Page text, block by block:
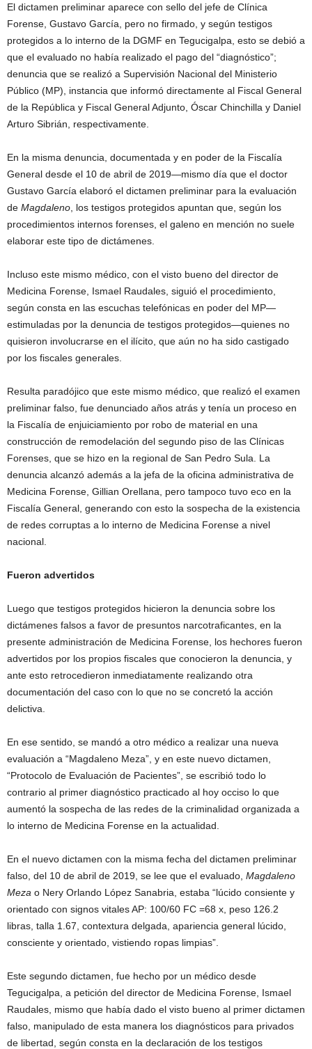
El dictamen preliminar aparece con sello del jefe de Clínica
Forense, Gustavo García, pero no firmado, y según testigos
protegidos a lo interno de la DGMF en Tegucigalpa, esto se debió a
que el evaluado no había realizado el pago del “diagnóstico”;
denuncia que se realizó a Supervisión Nacional del Ministerio
Público (MP), instancia que informó directamente al Fiscal General
de la República y Fiscal General Adjunto, Óscar Chinchilla y Daniel
Arturo Sibrián, respectivamente.
En la misma denuncia, documentada y en poder de la Fiscalía
General desde el 10 de abril de 2019—mismo día que el doctor
Gustavo García elaboró el dictamen preliminar para la evaluación
de Magdaleno , los testigos protegidos apuntan que, según los
procedimientos internos forenses, el galeno en mención no suele
elaborar este tipo de dictámenes.
Incluso este mismo médico, con el visto bueno del director de
Medicina Forense, Ismael Raudales, siguió el procedimiento,
según consta en las escuchas telefónicas en poder del MP—
estimuladas por la denuncia de testigos protegidos—quienes no
quisieron involucrarse en el ilícito, que aún no ha sido castigado
por los fiscales generales.
Resulta paradójico que este mismo médico, que realizó el examen
preliminar falso, fue denunciado años atrás y tenía un proceso en
la Fiscalía de enjuiciamiento por robo de material en una
construcción de remodelación del segundo piso de las Clínicas
Forenses, que se hizo en la regional de San Pedro Sula. La
denuncia alcanzó además a la jefa de la oficina administrativa de
Medicina Forense, Gillian Orellana, pero tampoco tuvo eco en la
Fiscalía General, generando con esto la sospecha de la existencia
de redes corruptas a lo interno de Medicina Forense a nivel
nacional.
Fueron advertidos
Luego que testigos protegidos hicieron la denuncia sobre los
dictámenes falsos a favor de presuntos narcotraficantes, en la
presente administración de Medicina Forense, los hechores fueron
advertidos por los propios fiscales que conocieron la denuncia, y
ante esto retrocedieron inmediatamente realizando otra
documentación del caso con lo que no se concretó la acción
delictiva.
En ese sentido, se mandó a otro médico a realizar una nueva
evaluación a “Magdaleno Meza”, y en este nuevo dictamen,
“Protocolo de Evaluación de Pacientes”, se escribió todo lo
contrario al primer diagnóstico practicado al hoy occiso lo que
aumentó la sospecha de las redes de la criminalidad organizada a
lo interno de Medicina Forense en la actualidad.
En el nuevo dictamen con la misma fecha del dictamen preliminar
falso, del 10 de abril de 2019, se lee que el evaluado, Magdaleno
Meza o Nery Orlando López Sanabria, estaba “lúcido consiente y
orientado con signos vitales AP: 100/60 FC =68 x, peso 126.2
libras, talla 1.67, contextura delgada, apariencia general lúcido,
consciente y orientado, vistiendo ropas limpias”.
Este segundo dictamen, fue hecho por un médico desde
Tegucigalpa, a petición del director de Medicina Forense, Ismael
Raudales, mismo que había dado el visto bueno al primer dictamen
falso, manipulado de esta manera los diagnósticos para privados
de libertad, según consta en la declaración de los testigos